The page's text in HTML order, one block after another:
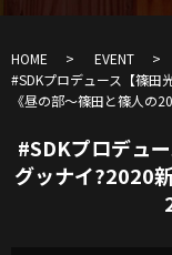
HOME
EVENT
#SDKプロデュース【篠田
《昼の部～篠田と篠人の
#SDKプロデュ
グッナイ?2020